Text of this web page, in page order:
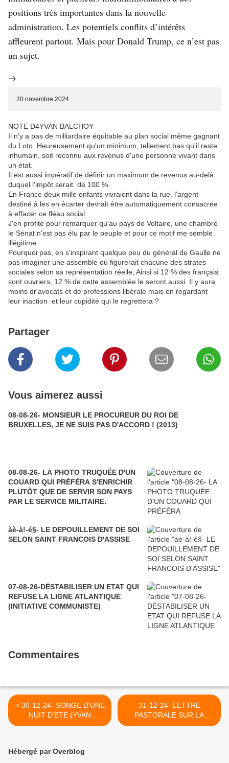
positions très importantes dans la nouvelle
administration. Les potentiels conflits d’intérêts
affleurent partout. Mais pour Donald Trump, ce n’est pas
un sujet.
20 novembre 2024
NOTE D4YVAN BALCHOY
Il n'y a pas de milliardaire équitable au plan social même gagnant
du Loto. Heureusement qu'un minimum, tellement bas qu'il reste
inhumain, soit reconnu aux revenus d'une personne vivant dans
un état.
Il est aussi impératif de définir un maximum de revenus au-delà
duquel l'impôt serait de 100 %.
En France deux mille enfants vivraient dans la rue. l'argent
destiné à les en écarter devrait être automatiquement consacrée
à effacer ce fléau social.
J'en profite pour remarquer qu'au pays de Voltaire, une chambre
le Sénat n'est pas élu par le peuple et pour ce motif me semble
illégitime.
Pourquoi pas, en s'inspirant quelque peu du général de Gaulle ne
pas imaginer une assemble où figurerait chacune des strates
sociales selon sa représentation réelle; Ainsi si 12 % des français
sont ouvriers, 12 % de cette assemblée le seront aussi. Il y aura
moins dr'avocats et de professions libérale mais en regardant
leur inaction et leur cupidité qui le regrettera ?
Partager
Vous aimerez aussi
08-08-26- MONSIEUR LE PROCUREUR DU ROI DE
BRUXELLES, JE NE SUIS PAS D'ACCORD ! (2013)
08-08-26- LA PHOTO TRUQUÉE D'UN
COUARD QUI PRÉFÉRA S'ENRICHIR
PLUTÔT QUE DE SERVIR SON PAYS
PAR LE SERVICE MILITAIRE.
àè-à!-é§- LE DEPOUILLEMENT DE SOI
SELON SAINT FRANCOIS D'ASSISE
07-08-26-DÉSTABILISER UN ETAT QUI
REFUSE LA LIGNE ATLANTIQUE
(INITIATIVE COMMUNISTE)
Commentaires
< 30-12-24- SONGE D'UNE
NUIT D'ETE (YVAN
BALCHOY)
31-12-24- LETTRE
PASTORALE SUR LA
PERSONNE HUMAINE, LE
Hébergé par Overblog